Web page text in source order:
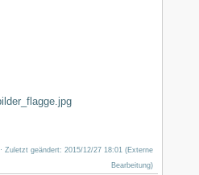
· Zuletzt geändert: 2015/12/27 18:01 (Externe
Bearbeitung)